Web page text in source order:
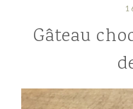
Gâteau